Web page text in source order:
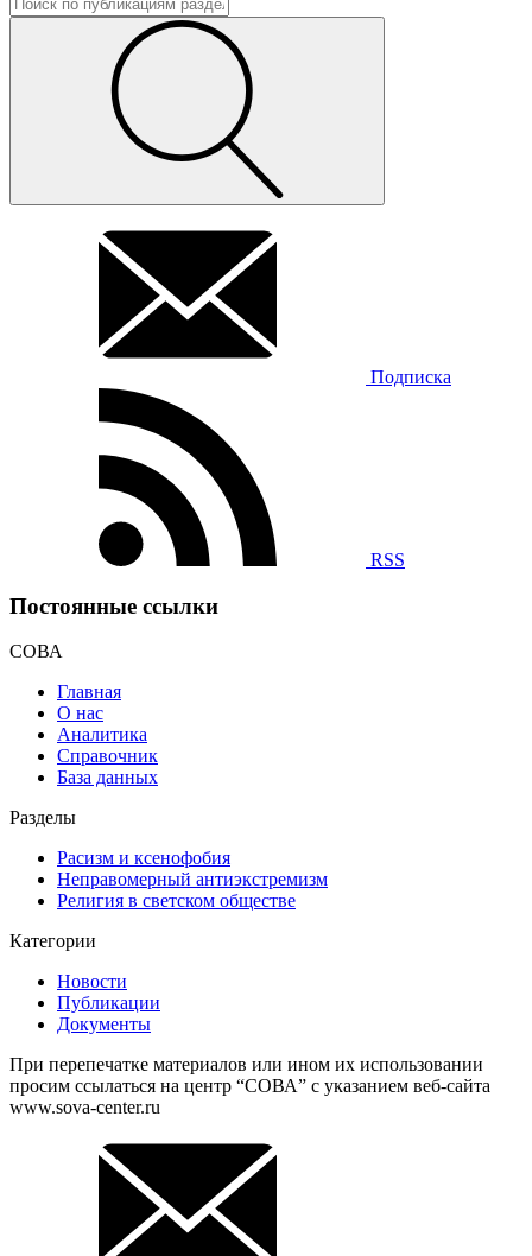
Подписка
RSS
Постоянные ссылки
СОВА
Главная
О нас
Аналитика
Справочник
База данных
Разделы
Расизм и ксенофобия
Неправомерный антиэкстремизм
Религия в светском обществе
Категории
Новости
Публикации
Документы
При перепечатке материалов или ином их использовании
просим ссылаться на центр “СОВА” с указанием веб-сайта
www.sova-center.ru